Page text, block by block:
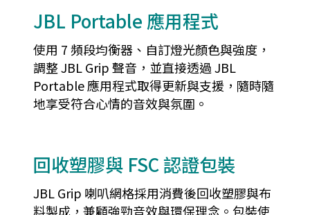
JBL Portable 應用程式
使用 7 頻段均衡器、自訂燈光顏色與強度，
調整 JBL Grip 聲音，並直接透過 JBL
Portable 應用程式取得更新與支援，隨時隨
地享受符合心情的音效與氛圍。
回收塑膠與 FSC 認證包裝
JBL Grip 喇叭網格採用消費後回收塑膠與布
料製成，兼顧強勁音效與環保理念。包裝使